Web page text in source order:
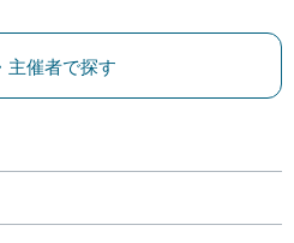
主催者で探す